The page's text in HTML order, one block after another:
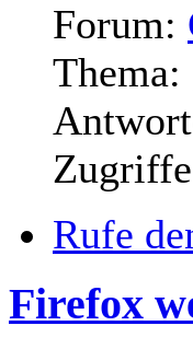
Forum:
Thema:
Rufe
Firefox